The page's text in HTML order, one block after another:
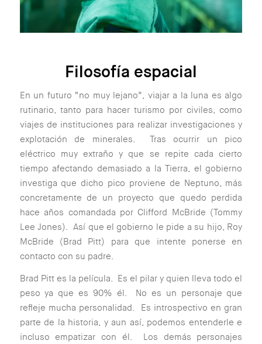
Filosofía espacial
En un futuro “no muy lejano”, viajar a la luna es algo
rutinario, tanto para hacer turismo por civiles, como
viajes de instituciones para realizar investigaciones y
explotación de minerales. Tras ocurrir un pico
eléctrico muy extraño y que se repite cada cierto
tiempo afectando demasiado a la Tierra, el gobierno
investiga que dicho pico proviene de Neptuno, más
concretamente de un proyecto que quedo perdida
hace años comandada por Clifford McBride (Tommy
Lee Jones). Así que el gobierno le pide a su hijo, Roy
McBride (Brad Pitt) para que intente ponerse en
contacto con su padre.
Brad Pitt es la película. Es el pilar y quien lleva todo el
peso ya que es 90% él. No es un personaje que
refleje mucha personalidad. Es introspectivo en gran
parte de la historia, y aun así, podemos entenderle e
incluso empatizar con él. Los demás personajes